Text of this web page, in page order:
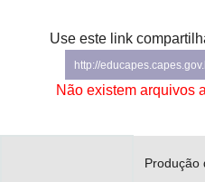
Gabinete de Segurança Institucional
Advocacia-Geral da União
Use este link
http://
Não existem arquivos
Produção